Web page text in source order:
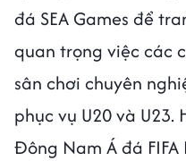
đá SEA Games để
quan trọng việc các
sân chơi chuyên
phục vụ U20 và U23.
Đông Nam Á đá